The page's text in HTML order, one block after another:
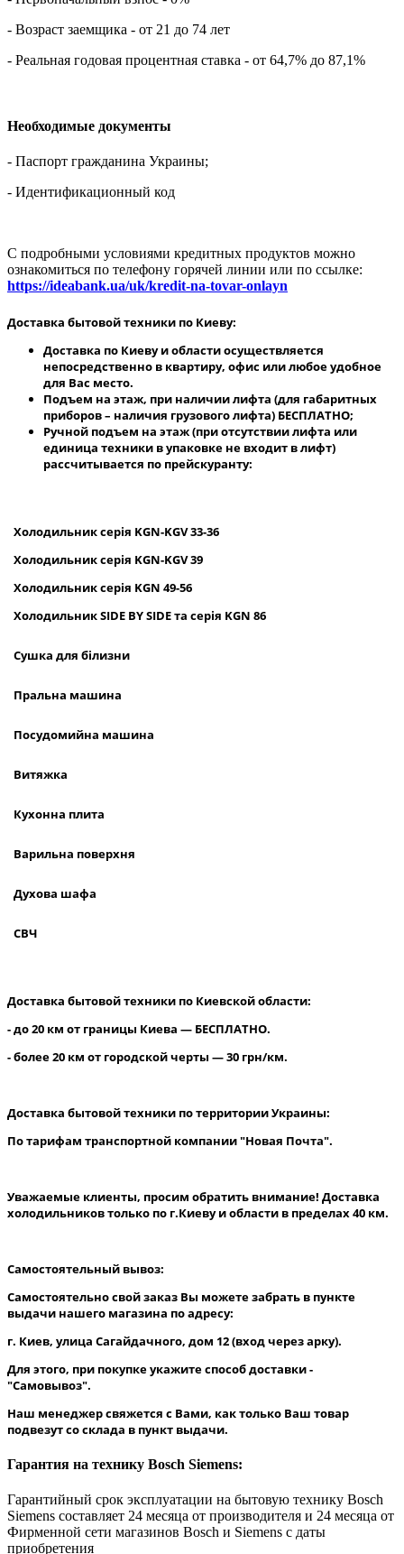
- Возраст заемщика - от 21 до 74 лет
- Реальная годовая процентная ставка - от 64,7% до 87,1%
Необходимые документы
- Паспорт гражданина Украины;
- Идентификационный код
С подробными условиями кредитных продуктов можно
ознакомиться по телефону горячей линии или по ссылке:
https://ideabank.ua/uk/kredit-na-tovar-onlayn
Доставка бытовой техники по Киеву:
Доставка по Киеву и области осуществляется
непосредственно в квартиру, офис или любое удобное
для Вас место.
Подъем на этаж, при наличии лифта (для габаритных
приборов – наличия грузового лифта) БЕСПЛАТНО;
Ручной подъем на этаж (при отсутствии лифта или
единица техники в упаковке не входит в лифт)
рассчитывается по прейскуранту:
Холодильниксерія KGN-KGV33-36
Холодильник серія KGN-KGV39
Холодильник серія KGN 49-56
ХолодильникSIDE BYSIDEта серія KGN 86
Сушка для білизни
Пральна машина
Посудомийна машина
Витяжка
Кухонна плита
Варильна поверхня
Духова шафа
СВЧ
Доставка бытовой техники по Киевской области:
- до 20 км от границы Киева — БЕСПЛАТНО.
- более 20 км от городской черты — 30 грн/км.
Доставка бытовой техники по территории Украины:
По тарифам транспортной компании "Новая Почта".
Уважаемые клиенты, просим обратить внимание! Доставка
холодильников только по г.Киеву и области в пределах 40 км.
Самостоятельный вывоз:
Самостоятельно свой заказ Вы можете забрать в пункте
выдачи нашего магазина по адресу:
г. Киев, улица Сагайдачного, дом 12 (вход через арку).
Для этого, при покупке укажите способ доставки -
"Самовывоз".
Наш менеджер свяжется с Вами, как только Ваш товар
подвезут со склада в пункт выдачи.
Гарантия на технику Bosch Siemens:
Гарантийный срок эксплуатации на бытовую технику Bosch
Siemens составляет 24 месяца от производителя и 24 месяца от
Фирменной сети магазинов Bosch и Siemens с даты
приобретения